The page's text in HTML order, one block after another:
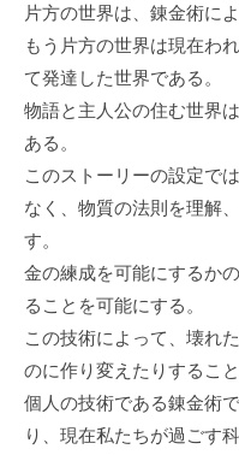
片方の世界は、錬金術に
もう片方の世界は現在わ
て発達した世界である。
物語と主人公の住む世界
ある。
このストーリーの設定で
なく、物質の法則を理解
す。
金の練成を可能にするか
ることを可能にする。
この技術によって、壊れ
のに作り変えたりすること
個人の技術である錬金術
り、現在私たちが過ごす